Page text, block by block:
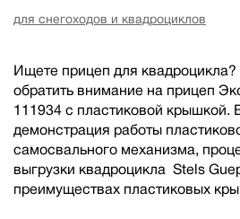
для снегоходов и квадроциклов
Ищете прицеп для
обратить внимание на прицеп
111934 с пластиковой крышкой.
демонстрация работы
самосвального механизма,
выгрузки квадроцикла Stels
преимуществах пластиковых